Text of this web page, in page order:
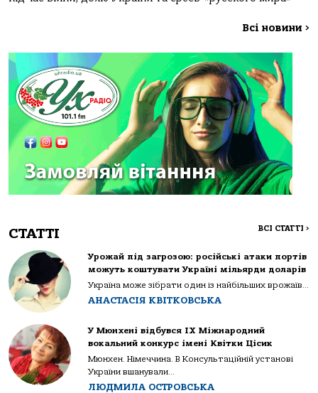
Всі новини >
СТАТТІ ВСІ СТАТТІ >
Урожай під загрозою: російські атаки портів
можуть коштувати Україні мільярди доларів
Україна може зібрати один із найбільших врожаїв...
АНАСТАСІЯ КВІТКОВСЬКА
У Мюнхені відбувся IX Міжнародний
вокальний конкурс імені Квітки Цісик
Мюнхен. Німеччина. В Консультаційній установі
України вшанували...
ЛЮДМИЛА ОСТРОВСЬКА